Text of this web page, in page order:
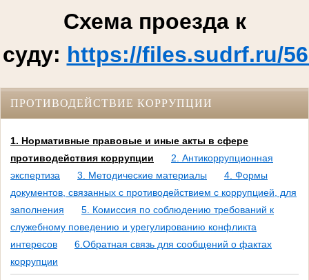
Схема проезда к
суду: https://files.sudrf.ru/
ПРОТИВОДЕЙСТВИЕ КОРРУПЦИИ
1. Нормативные правовые и иные акты в сфере
противодействия коррупции
2. Антикоррупционная
экспертиза
3. Методические материалы
4. Формы
документов, связанных с противодействием с коррупцией, для
заполнения
5. Комиссия по соблюдению требований к
служебному поведению и урегулированию конфликта
интересов
6.Обратная связь для сообщений о фактах
коррупции